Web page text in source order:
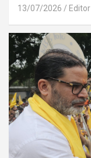
13/07/2026 Editor